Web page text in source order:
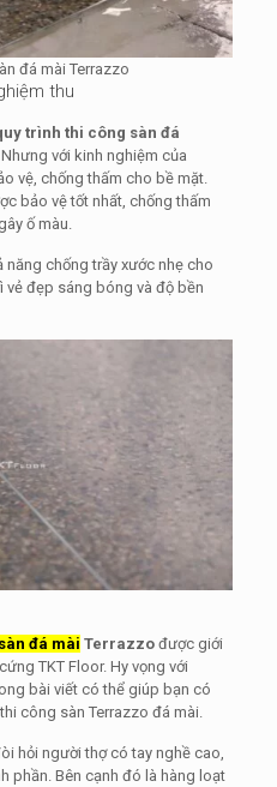
đá mài Terrazzo
thu
trình thi công sàn đá
với kinh nghiệm của
vệ, chống thấm cho bề mặt.
bảo vệ tốt nhất, chống thấm
ố màu.
chống trầy xước nhẹ cho
vẻ đẹp sáng bóng và độ bền
đá mài Terrazzođược giới
TKT Floor. Hy vọng với
bài viết có thể giúp bạn có
công sàn Terrazzo đá mài.
hỏi người thợ có tay nghề cao,
phần. Bên cạnh đó là hàng loạt